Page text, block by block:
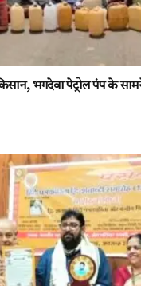
भगदेवा पेट्रोल पंप के सामने